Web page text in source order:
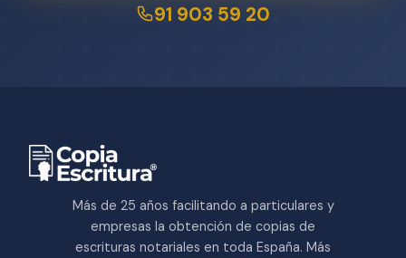
91 903 59 20
Más de 25 años facilitando a particulares y
empresas la obtención de copias de
escrituras notariales en toda España. Más